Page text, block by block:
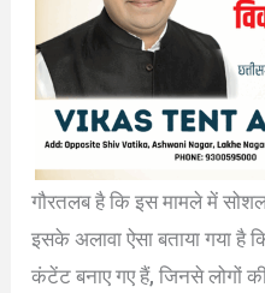
गौरतलब है कि इस मामले में
इसके अलावा ऐसा बताया गया है
कंटेंट बनाए गए हैं, जिनसे लोगों की